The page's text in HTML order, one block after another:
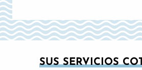
SUS SERVICIOS